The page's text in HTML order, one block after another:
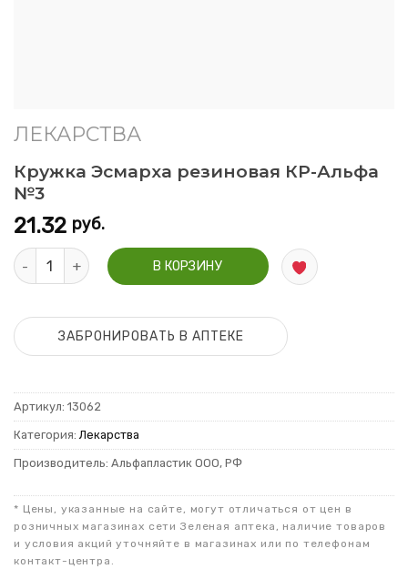
ЛЕКАРСТВА
Кружка Эсмарха резиновая КР-Альфа
№3
21.32 руб.
Количество Кружка Эсмарха резиновая КР-Альфа №3
В КОРЗИНУ
ЗАБРОНИРОВАТЬ В АПТЕКЕ
Артикул: 13062
Категория:Лекарства
Производитель: Альфапластик ООО, РФ
* Цены, указанные на сайте, могут отличаться от цен в
розничных магазинах сети Зеленая аптека, наличие товаров
и условия акций уточняйте в магазинах или по телефонам
контакт-центра.